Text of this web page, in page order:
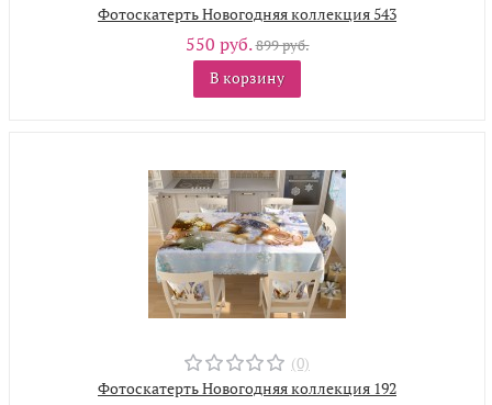
Фотоскатерть Новогодняя коллекция 543
550 руб.899 руб.
В корзину
(0)
Фотоскатерть Новогодняя коллекция 192